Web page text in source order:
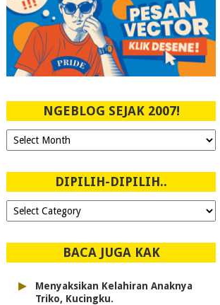
NGEBLOG SEJAK 2007!
Ngeblog
Sejak
DIPILIH-DIPILIH..
Dipilih-
dipilih..
BACA JUGA KAK
▸
Menyaksikan Kelahiran Anaknya
Triko, Kucingku.